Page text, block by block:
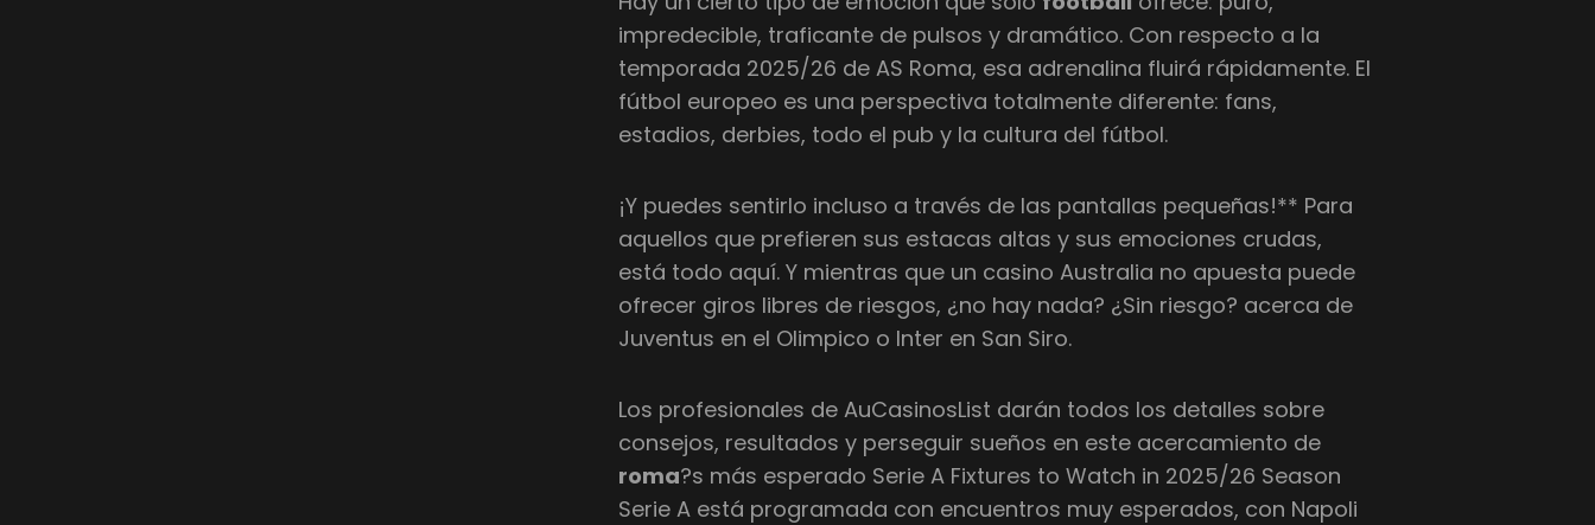
impredecible, traficante de pulsos y dramático. Con respecto a la
temporada 2025/26 de AS Roma, esa adrenalina fluirá rápidamente. El
fútbol europeo es una perspectiva totalmente diferente: fans,
estadios, derbies, todo el pub y la cultura del fútbol.
¡Y puedes sentirlo incluso a través de las pantallas pequeñas!** Para
aquellos que prefieren sus estacas altas y sus emociones crudas,
está todo aquí. Y mientras que un casino Australia no apuesta puede
ofrecer giros libres de riesgos, ¿no hay nada? ¿Sin riesgo? acerca de
Juventus en el Olimpico o Inter en San Siro.
Los profesionales de AuCasinosList darán todos los detalles sobre
consejos, resultados y perseguir sueños en este acercamiento de
roma?s más esperado Serie A Fixtures to Watch in 2025/26 Season
Serie A está programada con encuentros muy esperados, con Napoli